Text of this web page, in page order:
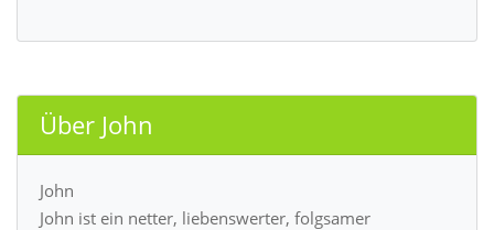
Über John
John
John ist ein netter, liebenswerter, folgsamer